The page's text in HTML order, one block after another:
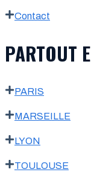
Contact
PARTOUT
PARIS
MARSEILLE
LYON
TOULOUSE